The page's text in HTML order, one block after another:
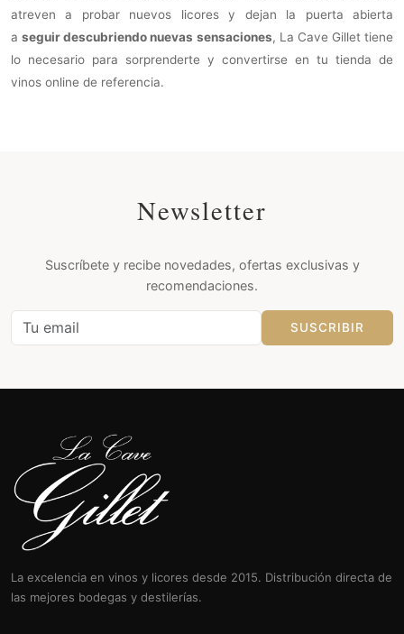
atreven a probar nuevos licores y dejan la puerta abierta
aseguir descubriendo nuevas sensaciones, La Cave Gillet tiene
lo necesario para sorprenderte y convertirse en tu tienda de
vinos online de referencia.
Newsletter
Suscríbete y recibe novedades, ofertas exclusivas y
recomendaciones.
SUSCRIBIR
La excelencia en vinos y licores desde 2015. Distribución directa de
las mejores bodegas y destilerías.